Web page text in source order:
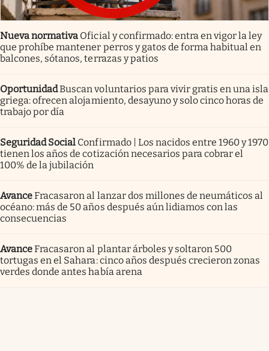
Nueva normativa Oficial y confirmado: entra en vigor la ley
que prohíbe mantener perros y gatos de forma habitual en
balcones, sótanos, terrazas y patios
OportunidadBuscan voluntarios para vivir gratis en una isla
griega: ofrecen alojamiento, desayuno y solo cinco horas de
trabajo por día
Seguridad Social Confirmado | Los nacidos entre 1960 y 1970
tienen los años de cotización necesarios para cobrar el
100% de la jubilación
AvanceFracasaron al lanzar dos millones de neumáticos al
océano: más de 50 años después aún lidiamos con las
consecuencias
AvanceFracasaron al plantar árboles y soltaron 500
tortugas en el Sahara: cinco años después crecieron zonas
verdes donde antes había arena